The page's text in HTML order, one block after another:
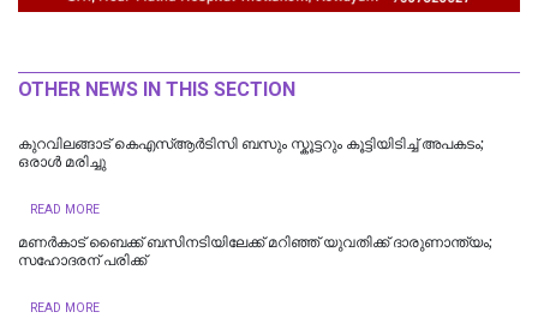
OTHER NEWS IN THIS SECTION
കുറവിലങ്ങാട് കെഎസ്ആർടിസി ബസും സ്കൂട്ടറും കൂട്ടിയിടിച്ച് അപകടം;
ഒരാൾ മരിച്ചു
READ MORE
മണര്‍കാട് ബൈക്ക് ബസിനടിയിലേക്ക് മറിഞ്ഞ് യുവതിക്ക് ദാരുണാന്ത്യം;
സഹോദരന് പരിക്ക്
READ MORE